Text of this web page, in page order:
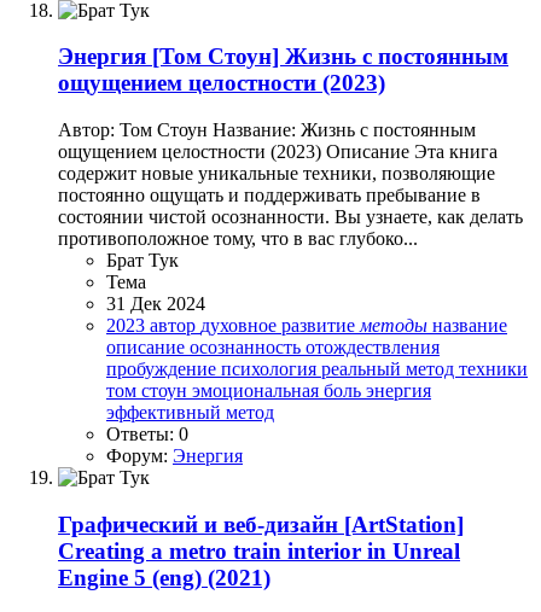
Энергия [Том Стоун] Жизнь с постоянным
ощущением целостности (2023)
Автор: Том Стоун Название: Жизнь с постоянным
ощущением целостности (2023) Описание Эта книга
содержит новые уникальные техники, позволяющие
постоянно ощущать и поддерживать пребывание в
состоянии чистой осознанности. Вы узнаете, как делать
противоположное тому, что в вас глубоко...
Брат Тук
Тема
31 Дек 2024
2023 автор духовное развитие методы название
описание осознанность отождествления
пробуждение психология реальный метод техники
том стоун эмоциональная боль энергия
эффективный метод
Ответы: 0
Форум: Энергия
Графический и веб-дизайн [ArtStation]
Creating a metro train interior in Unreal
Engine 5 (eng) (2021)